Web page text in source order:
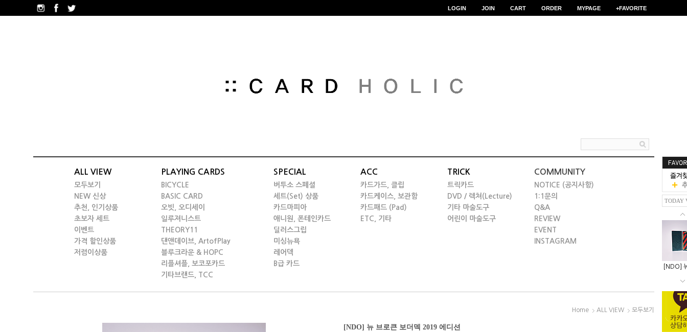
LOGIN JOIN CART ORDER MYPAGE +FAVORITE
ALL VIEW
모두보기
NEW 신상
추천, 인기상품
초보자 세트
이벤트
가격 할인상품
저렴이상품
PLAYING CARDS
BICYCLE
BASIC CARD
오빗, 오디세이
일루져니스트
THEORY11
댄앤데이브, ArtofPlay
블루크라운 & HOPC
리플셔플, 보코포카드
기타브랜드, TCC
SPECIAL
버투소 스페셜
세트(Set) 상품
카드마피아
애니원, 폰테인카드
딜러스그립
미싱뉴욕
레어덱
B급 카드
ACC
카드가드, 클립
카드케이스, 보관함
카드패드 (Pad)
ETC, 기타
TRICK
트릭카드
DVD / 렉쳐(Lecture)
기타 마술도구
어린이 마술도구
COMMUNITY
NOTICE (공지사항)
1:1문의
Q&A
REVIEW
EVENT
INSTAGRAM
TODAY
[NDO]
Home ALL VIEW 모두보기
[NDO] 뉴 브로큰 보더덱 2019 에디션